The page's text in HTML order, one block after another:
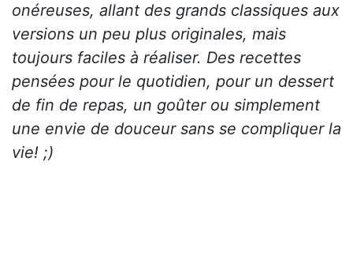
onéreuses, allant des grands classiques aux
versions un peu plus originales, mais
toujours faciles à réaliser. Des recettes
pensées pour le quotidien, pour un dessert
de fin de repas, un goûter ou simplement
une envie de douceur sans se compliquer la
vie! ;)